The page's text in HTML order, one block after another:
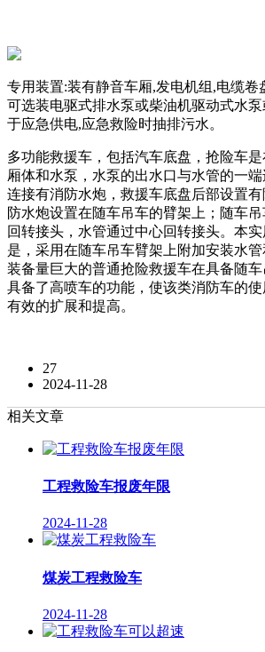
专用装置:装有静音车厢,发电机组,电缆卷
可选装电驱式排水泵或柴油机驱动式水
于应急供电,应急救险时抽排污水。
多功能救援车，包括汽车底盘，抢险车
厢体和水泵，水泵的出水口与水管的一
连接有消防水炮，救援车底盘后部设置
防水炮设置在随车吊车的臂架上；随车
回转接头，水管通过中心回转接头。本
是，采用在随车吊车臂架上附加安装水
装备量巨大的普通抢险救援车在具备随
具备了高喷车的功能，使该类消防车的
有效的扩展和提高。
27
2024-11-28
相关文章
工程救险车报废年限
2024-11-28
煤炭工程救险车
2024-11-28